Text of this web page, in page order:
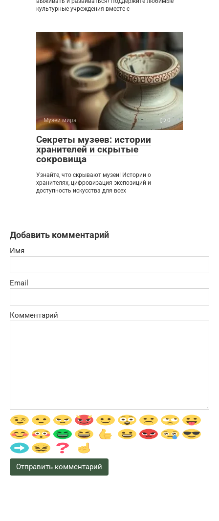
культурные учреждения вместе с
Музеи мира 0
Секреты музеев: истории
хранителей и скрытые
сокровища
Узнайте, что скрывают музеи! Истории о
хранителях, цифровизация экспозиций и
доступность искусства для всех
Добавить комментарий
Имя
Email
Комментарий